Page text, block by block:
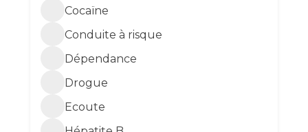
Cocaïne
Conduite à risque
Dépendance
Drogue
Ecoute